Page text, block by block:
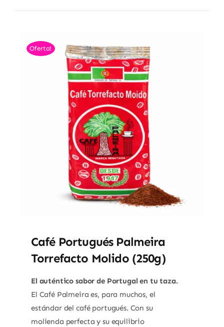
Oferta!
Café Portugués Palmeira
Torrefacto Molido (250g)
El auténtico sabor de Portugal en tu taza.
El Café Palmeira es, para muchos, el
estándar del café portugués. Con su
molienda perfecta y su equilibrio